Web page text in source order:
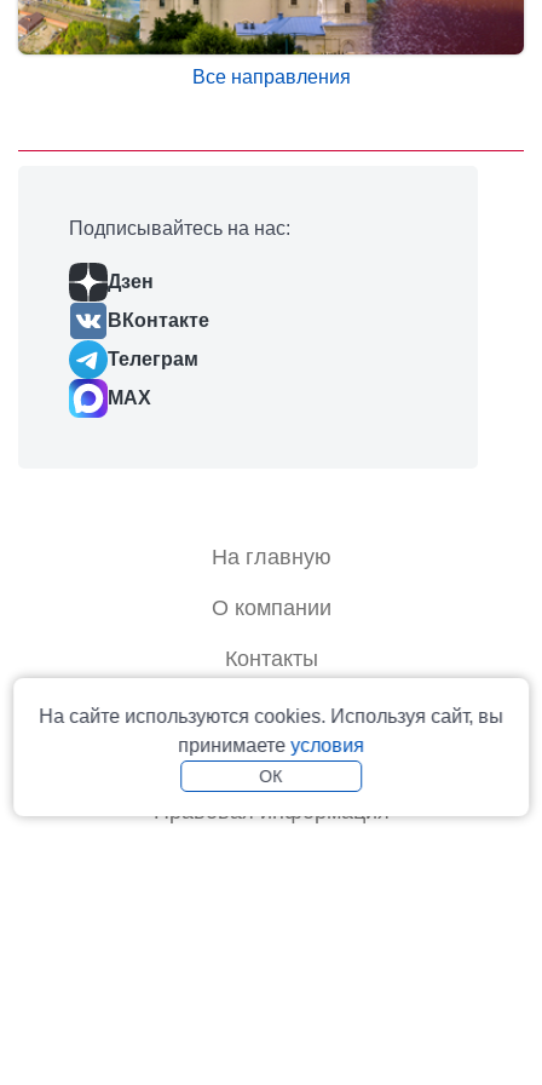
Все направления
Подписывайтесь на нас:
Дзен
ВКонтакте
Телеграм
MAX
На главную
О компании
Контакты
Отзывы
Вакансии
Правовая информация
На сайте используются cookies. Используя сайт, вы
принимаете условия
ОК